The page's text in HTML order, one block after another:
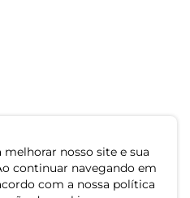
nosso site e sua
continuar navegando em
com a nossa política